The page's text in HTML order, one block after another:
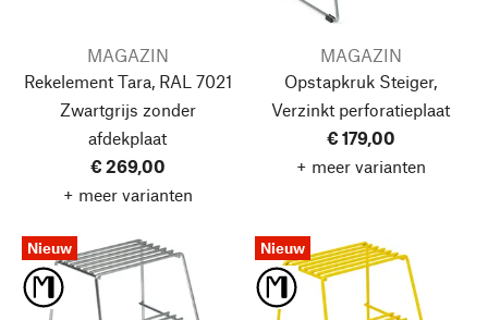
MAGAZIN
Rekelement Tara, RAL 7021
Zwartgrijs zonder
afdekplaat
€ 269,00
+ meer varianten
MAGAZIN
Opstapkruk Steiger,
Verzinkt perforatieplaat
€ 179,00
+ meer varianten
Nieuw Nieuw